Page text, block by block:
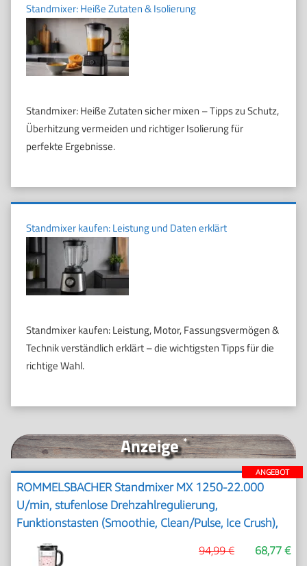
Standmixer: Heiße Zutaten & Isolierung
Standmixer: Heiße Zutaten sicher mixen – Tipps zu Schutz,
Überhitzung vermeiden und richtiger Isolierung für
perfekte Ergebnisse.
Standmixer kaufen: Leistung und Daten erklärt
Standmixer kaufen: Leistung, Motor, Fassungsvermögen &
Technik verständlich erklärt – die wichtigsten Tipps für die
richtige Wahl.
Anzeige*
ANGEBOT
ROMMELSBACHER Standmixer MX 1250-22.000
U/min, stufenlose Drehzahlregulierung,
Funktionstasten (Smoothie, Clean/Pulse, Ice Crush),
Glaskrug, Edelstahlgehäuse, Spezialmesser, 1200
Watt
68,77 €
94,99 €